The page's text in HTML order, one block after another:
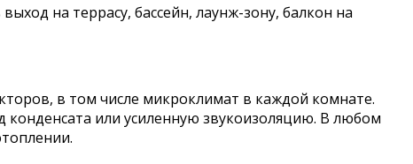
на террасу, бассейн, лаунж-зону, балкон на
в том числе микроклимат в каждой комнате.
или усиленную звукоизоляцию. В любом